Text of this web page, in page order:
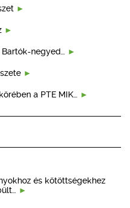
negyed…
a PTE MIK…
és kötöttségekhez